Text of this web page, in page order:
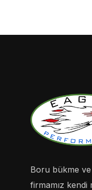
Boru bükme
firmamız kendi